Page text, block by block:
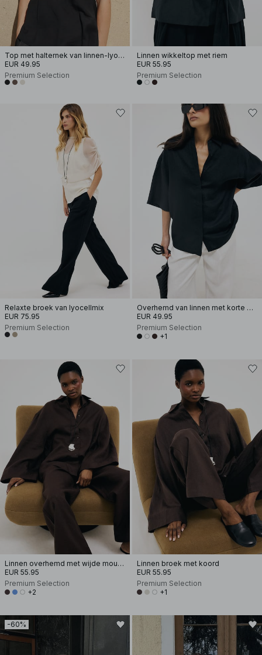
Top met halternek van linnen-lyocellmix
EUR 49.95
Premium Selection
Linnen wikkeltop met riem
EUR 55.95
Premium Selection
Relaxte broek van lyocellmix
EUR 75.95
Premium Selection
Overhemd van linnen met korte mouwen
EUR 49.95
Premium Selection
+1
Linnen overhemd met wijde mouwen
EUR 55.95
Premium Selection
+2
Linnen broek met koord
EUR 55.95
Premium Selection
+1
-60%